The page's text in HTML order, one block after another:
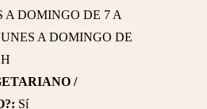
A DOMINGO DE 7 A
A DOMINGO DE
/
Sí